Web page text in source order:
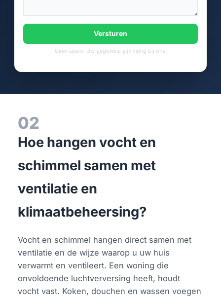
Versturen
Geen spam. Uw gegevens zijn veilig bij ons.
02
Hoe hangen vocht en
schimmel samen met
ventilatie en
klimaatbeheersing?
Vocht en schimmel hangen direct samen met
ventilatie en de wijze waarop u uw huis
verwarmt en ventileert. Een woning die
onvoldoende luchtverversing heeft, houdt
vocht vast. Koken, douchen en wassen voegen